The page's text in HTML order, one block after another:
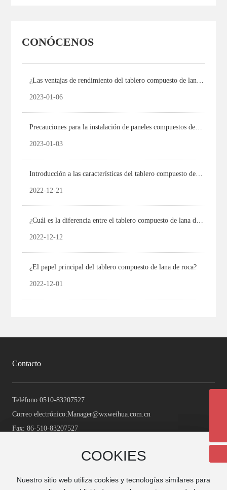
CONÓCENOS
¿Las ventajas de rendimiento del tablero compuesto de lana
de roca?
2023-01-06
Precauciones para la instalación de paneles compuestos de
lana de roca
2023-01-03
Introducción a las características del tablero compuesto de
lana de roca
2022-12-21
¿Cuál es la diferencia entre el tablero compuesto de lana de
roca y el tablero de lana de roca?
2022-12-12
¿El papel principal del tablero compuesto de lana de roca?
2022-12-01
Contacto
Teléfono:0510-83207527
Correo electrónico:Manager@wxweihua.com.cn
Fax: 86-510-83207527
COOKIES
Nuestro sitio web utiliza cookies y tecnologías similares para
COOKIES
Nuestro sitio web utiliza cookies y tecnologías similares para